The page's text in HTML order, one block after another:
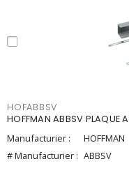
HOFABBSV
HOFFMAN ABBSV PLAQUE
Manufacturier :
HOFFMAN
# Manufacturier : ABBSV